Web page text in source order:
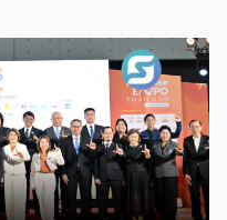
ที่อยู่ในการส่งเสริมสนับสนุน
ณ์ อธิบดีกรมพัฒนาธุรกิจ
หลังเป็นประธานเปิดงาน
ย สมาร์ท เอสเอ็มอี เอ็กซ์
Smart SME Expo)” ซึ่ง
จัดขึ้นโดย บริษัท พีเอ็มจี
าพของผู้ประกอบการและ
านระบบแฟรนไชส์ […]